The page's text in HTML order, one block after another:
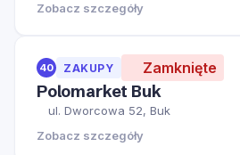
Zobacz szczegóły
40 ZAKUPY Zamknięte
Polomarket Buk
ul. Dworcowa 52, Buk
Zobacz szczegóły